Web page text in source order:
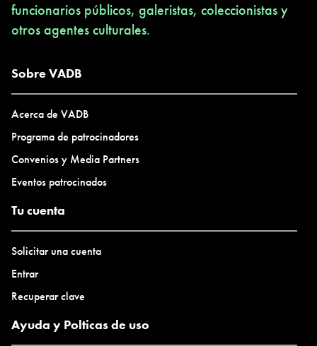
funcionarios públicos, galeristas, coleccionistas y
otros agentes culturales.
Sobre VADB
Acerca de VADB
Programa de patrocinadores
Convenios y Media Partners
Eventos patrocinados
Tu cuenta
Solicitar una cuenta
Entrar
Recuperar clave
Ayuda y Polticas de uso